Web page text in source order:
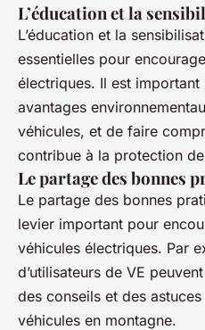
L’éducation et la
L’éducation et la
essentielles pour
électriques. Il est
avantages
véhicules, et de faire
contribue à la protection de
Le partage des bonnes
Le partage des bonnes
levier important pour
véhicules électriques. Par
d’utilisateurs de VE
des conseils et des
véhicules en montagne.